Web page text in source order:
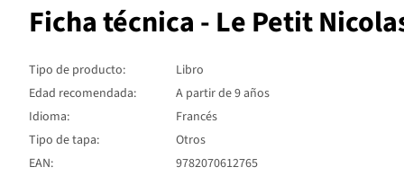
Ficha técnica - Le Petit
Tipo de producto:
Libro
Edad recomendada:
A partir de 9 años
Idioma:
Francés
Tipo de tapa:
Otros
EAN:
9782070612765